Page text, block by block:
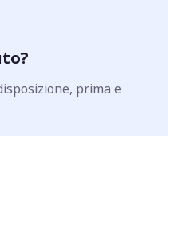
prima e